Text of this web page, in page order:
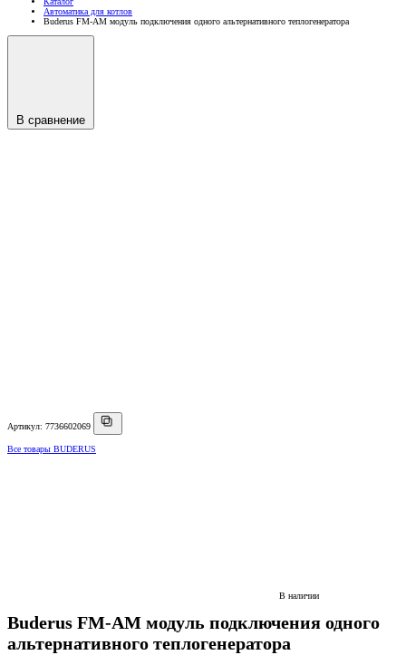
Автоматика для котлов
Buderus FM-AM модуль подключения одного альтернативного теплогенератора
В сравнение
Артикул: 7736602069
Все товары BUDERUS
В наличии
Buderus FM-AM модуль подключения одного
альтернативного теплогенератора